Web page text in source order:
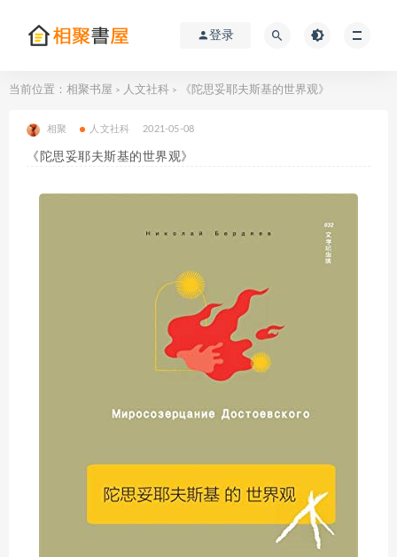
登录
当前位置： 相聚书屋 > 人文社科 > 《陀思妥耶夫斯基的世界观》
相聚 人文社科 2021-05-08
《陀思妥耶夫斯基的世界观》